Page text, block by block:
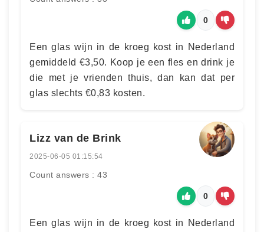
0
Een glas wijn in de kroeg kost in Nederland
gemiddeld €3,50. Koop je een fles en drink je
die met je vrienden thuis, dan kan dat per
glas slechts €0,83 kosten.
Lizz van de Brink
2025-06-05 01:15:54
Count answers : 43
0
Een glas wijn in de kroeg kost in Nederland